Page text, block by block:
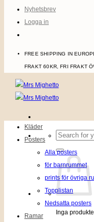
Nyhetsbrev
Logga in
FREE SHIPPING IN
FRAKT 60KR, FRI FRAKT
Sök
efter:
Inga
Kläder
Posters
Alla posters
för barnrummet
prints för övriga
Topplistan
Nedsatta posters
Ramar